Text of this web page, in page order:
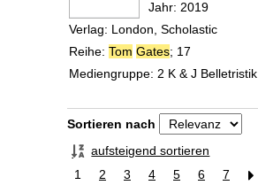
Jahr: 2019
Verlag: London, Scholastic
Reihe: Tom Gates; 17
Mediengruppe: 2 K & J Belletristik
Zu den Suchfiltern springen
Sortieren nach
aufsteigend sortieren
1
2 3 4 5 6 7